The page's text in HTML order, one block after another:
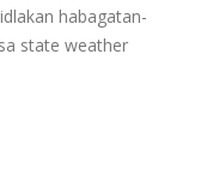
habagatan-
state weather